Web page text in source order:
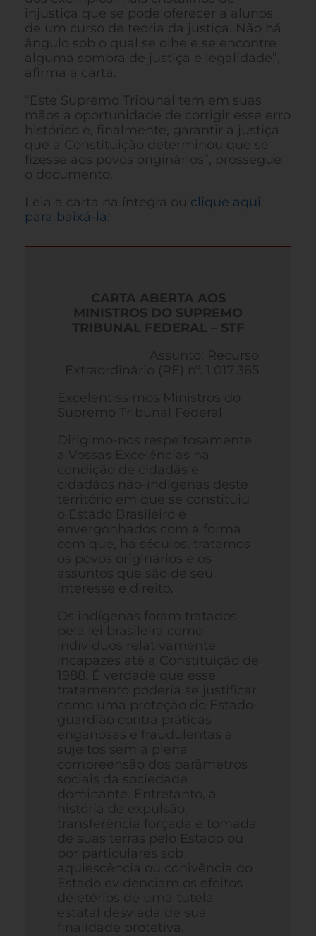
injustiça que se pode oferecer a alunos
de um curso de teoria da justiça. Não há
ângulo sob o qual se olhe e se encontre
alguma sombra de justiça e legalidade”,
afirma a carta.
“Este Supremo Tribunal tem em suas
mãos a oportunidade de corrigir esse erro
histórico e, finalmente, garantir a justiça
que a Constituição determinou que se
fizesse aos povos originários”, prossegue
o documento.
Leia a carta na íntegra ou clique aqui
para baixá-la:
CARTA ABERTA AOS
MINISTROS DO SUPREMO
TRIBUNAL FEDERAL – STF
Assunto: Recurso
Extraordinário (RE) nº. 1.017.365
Excelentíssimos Ministros do
Supremo Tribunal Federal
Dirigimo-nos respeitosamente
a Vossas Excelências na
condição de cidadãs e
cidadãos não-indígenas deste
território em que se constituiu
o Estado Brasileiro e
envergonhados com a forma
com que, há séculos, tratamos
os povos originários e os
assuntos que são de seu
interesse e direito.
Os indígenas foram tratados
pela lei brasileira como
indivíduos relativamente
incapazes até a Constituição de
1988. É verdade que esse
tratamento poderia se justificar
como uma proteção do Estado-
guardião contra práticas
enganosas e fraudulentas a
sujeitos sem a plena
compreensão dos parâmetros
sociais da sociedade
dominante. Entretanto, a
história de expulsão,
transferência forçada e tomada
de suas terras pelo Estado ou
por particulares sob
aquiescência ou conivência do
Estado evidenciam os efeitos
deletérios de uma tutela
estatal desviada de sua
finalidade protetiva.